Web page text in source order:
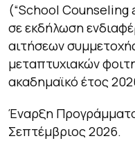
(“School Counseling
σε εκδήλωση
αιτήσεων
μεταπτυχιακών
ακαδημαϊκό έτος
Έναρξη
Σεπτέμβριος 2026.